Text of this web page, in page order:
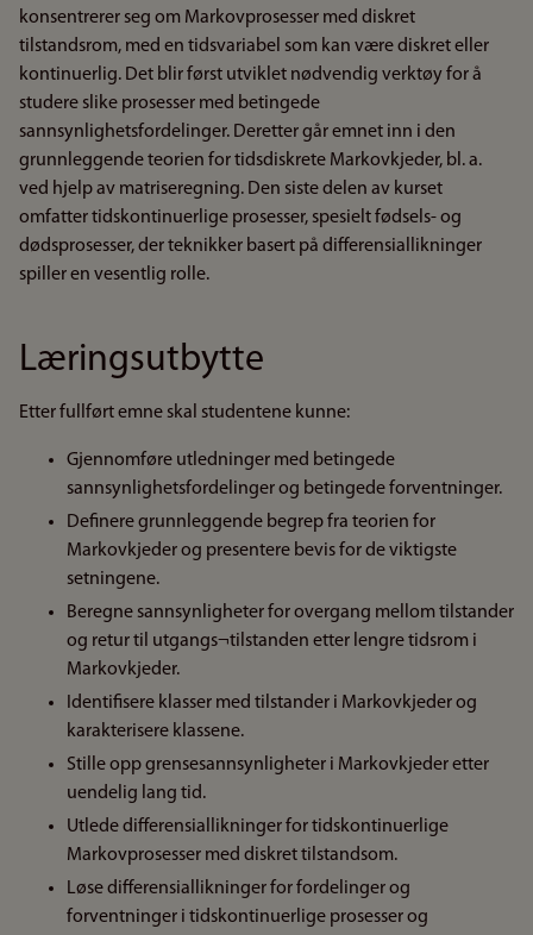
konsentrerer seg om Markovprosesser med diskret
tilstandsrom, med en tidsvariabel som kan være diskret eller
kontinuerlig. Det blir først utviklet nødvendig verktøy for å
studere slike prosesser med betingede
sannsynlighetsfordelinger. Deretter går emnet inn i den
grunnleggende teorien for tidsdiskrete Markovkjeder, bl. a.
ved hjelp av matriseregning. Den siste delen av kurset
omfatter tidskontinuerlige prosesser, spesielt fødsels- og
dødsprosesser, der teknikker basert på differensiallikninger
spiller en vesentlig rolle.
Læringsutbytte
Etter fullført emne skal studentene kunne:
Gjennomføre utledninger med betingede
sannsynlighetsfordelinger og betingede forventninger.
Definere grunnleggende begrep fra teorien for
Markovkjeder og presentere bevis for de viktigste
setningene.
Beregne sannsynligheter for overgang mellom tilstander
og retur til utgangs¬tilstanden etter lengre tidsrom i
Markovkjeder.
Identifisere klasser med tilstander i Markovkjeder og
karakterisere klassene.
Stille opp grensesannsynligheter i Markovkjeder etter
uendelig lang tid.
Utlede differensiallikninger for tidskontinuerlige
Markovprosesser med diskret tilstandsom.
Løse differensiallikninger for fordelinger og
forventninger i tidskontinuerlige prosesser og